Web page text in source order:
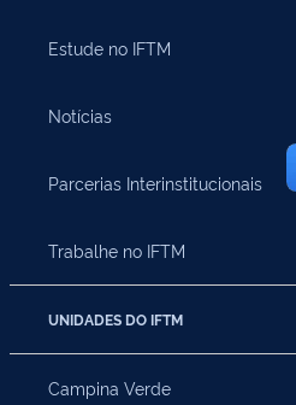
Estude no IFTM
Notícias
Parcerias Interinstitucionais
Trabalhe no IFTM
UNIDADES DO IFTM
Campina Verde